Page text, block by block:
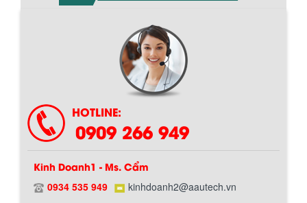
HOTLINE:
0909 266 949
Kinh Doanh1 - Ms. Cẩm
0934 535 949 kinhdoanh2@aautech.vn